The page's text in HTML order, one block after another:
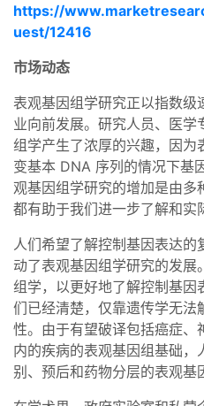
https://
uest/12416
市场动态
表观基因组学研究正以指数
业向前发展。研究人员、医
组学产生了浓厚的兴趣，因
变基本 DNA 序列的情况下基
观基因组学研究的增加是由
都有助于我们进一步了解和实
人们希望了解控制基因表达
动了表观基因组学研究的发
组学，以更好地了解控制基因
们已经清楚，仅靠遗传学无法
性。由于有望破译包括癌症、
内的疾病的表观基因组基础
别、预后和药物分层的表观基